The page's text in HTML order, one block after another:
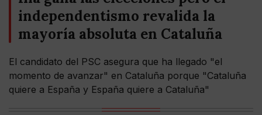
independentismo revalida la
mayoría absoluta en Cataluña
El candidato del PSC asegura que ha llegado "el
momento de avanzar" en Cataluña porque "Cataluña
quiere a España y España quiere a Cataluña"